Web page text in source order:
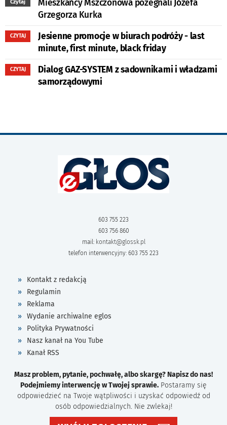
Czytaj
Mieszkańcy Mszczonowa pożegnali Józefa
Grzegorza Kurka
CZYTAJ
Jesienne promocje w biurach podróży - last
minute, first minute, black friday
CZYTAJ
Dialog GAZ-SYSTEM z sadownikami i władzami
samorządowymi
603 755 223
603 756 860
mail: kontakt@glossk.pl
telefon interwencyjny: 603 755 223
Kontakt z redakcją
Regulamin
Reklama
Wydanie archiwalne eglos
Polityka Prywatności
Nasz kanał na You Tube
Kanał RSS
Masz problem, pytanie, pochwałę, albo skargę? Napisz do nas!
Podejmiemy interwencję w Twojej sprawie. Postaramy się
odpowiedzieć na Twoje wątpliwości i uzyskać odpowiedź od
osób odpowiedzialnych. Nie zwlekaj!